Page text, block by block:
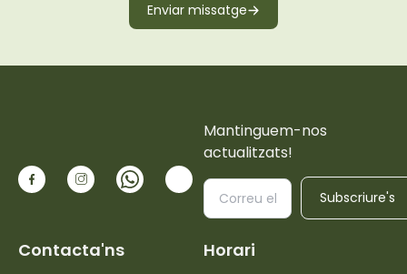
Enviar missatge
Mantinguem-nos
actualitzats!
Subscriure's
Horari
Contacta'ns